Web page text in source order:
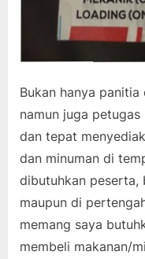
Bukan hanya
namun juga
dan tepat
dan minuman di
dibutuhkan peserta,
maupun di
memang saya
membeli makanan/